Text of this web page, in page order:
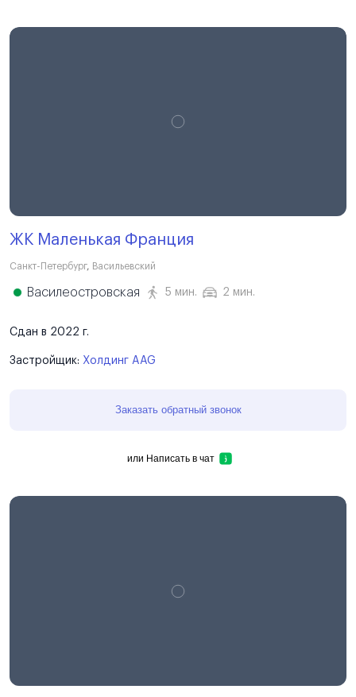
ЖК Маленькая Франция
Санкт-Петербург, Васильевский
Василеостровская 5 мин. 2 мин.
Сдан в 2022 г.
Застройщик: Холдинг AAG
Заказать обратный звонок
или Написать в чат